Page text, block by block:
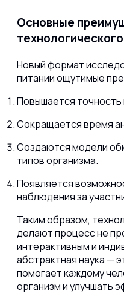
Основные
Новый формат
питании ощутимые
Повышается точность
Сокращается время
Создаются модели
типов организма.
Появляется
наблюдения за
Таким образом,
делают процесс не
интерактивным и
абстрактная наука —
помогает каждому
организм и улучшать